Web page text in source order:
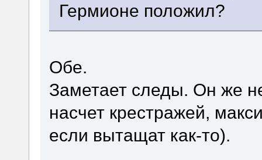
Гермионе положил?
Обе.
Заметает следы. Он же
насчет крестражей,
если вытащат как-то).